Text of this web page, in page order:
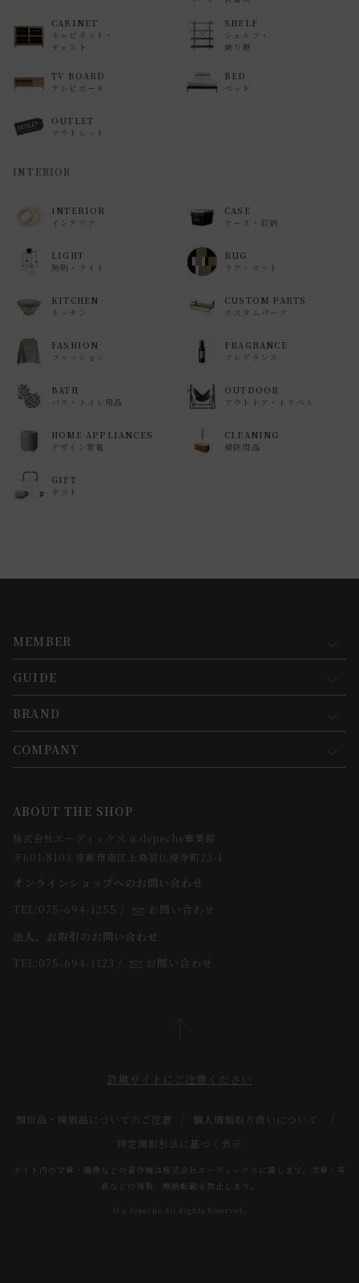
CABINET
キャビネット・
チェスト
SHELF
シェルフ・
飾り棚
TV BOARD
テレビボード
BED
ベッド
OUTLET
アウトレット
INTERIOR
INTERIOR
インテリア
CASE
ケース・収納
LIGHT
照明・ライト
RUG
ラグ・マット
KITCHEN
キッチン
CUSTOM PARTS
カスタムパーツ
FASHION
ファッション
FRAGRANCE
フレグランス
BATH
バス・トイレ用品
OUTDOOR
アウトドア・トラベル
HOME APPLIANCES
デザイン家電
CLEANING
掃除用品
GIFT
ギフト
MEMBER
マイページ
新規会員登録
会員規約について
GUIDE
お買い物ガイド
会員登録について
お支払方法について
お届けについて
よくあるご質問
BRAND
コンセプト
webカタログ
COMPANY
求人情報
法人のお客様
スタッフ
ABOUT THE SHOP
株式会社エーディックス a.depeche事業部
〒601-8103 京都市南区上鳥羽仏現寺町23-1
オンラインショップへのお問い合わせ
TEL:075-694-1255
お問い合わせ
法人、お取引のお問い合わせ
TEL:075-694-1123
お問い合わせ
詐欺サイトにご注意ください
類似品・模倣品についてのご注意
個人情報取り扱いについて
特定商取引法に基づく表示
サイト内の文章・画像などの著作権は株式会社エーディックスに属します。文章・写
真などの複製、無断転載を禁止します。
© a.depeche All Rights Reserved.